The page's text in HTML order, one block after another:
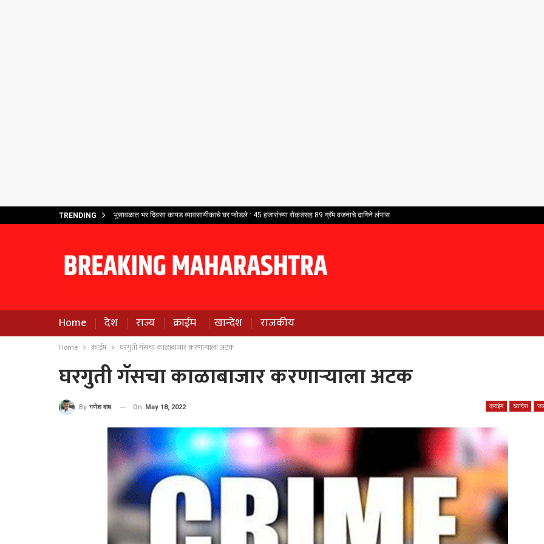
TRENDING भुसावळात भर दिवसा कापड व्यावसायीकाचे घर फोडले : 45 हजारांच्या रोकडसह 89 ग्रॅम वजनाचे दागिने लंपास
Home देश राज्य क्राईम खान्देश राजकीय
Home क्राईम घरगुती गॅसचा काळाबाजार करणाऱ्याला अटक
घरगुती गॅसचा काळाबाजार करणाऱ्याला अटक
क्राईम खान्देश
By गणेश वाघ On May 18, 2022